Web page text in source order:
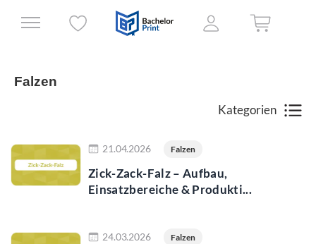
Falzen
Kategorien
21.04.2026 Falzen
Zick-Zack-Falz – Aufbau,
Einsatzbereiche & Produkti...
24.03.2026 Falzen